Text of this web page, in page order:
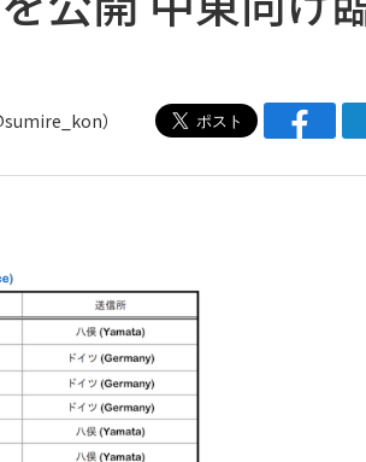
）